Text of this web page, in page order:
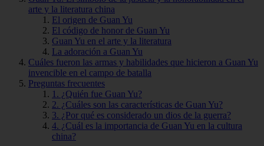
arte y la literatura china
El origen de Guan Yu
El código de honor de Guan Yu
Guan Yu en el arte y la literatura
La adoración a Guan Yu
Cuáles fueron las armas y habilidades que hicieron a Guan Yu
invencible en el campo de batalla
Preguntas frecuentes
1. ¿Quién fue Guan Yu?
2. ¿Cuáles son las características de Guan Yu?
3. ¿Por qué es considerado un dios de la guerra?
4. ¿Cuál es la importancia de Guan Yu en la cultura
china?